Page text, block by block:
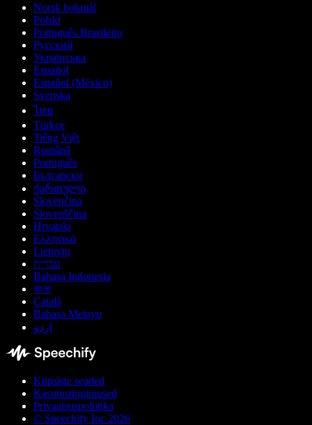
Norsk bokmål
Polski
Português Brasileiro
Русский
Українська
Español
Español (México)
Svenska
ไทย
Türkçe
Tiếng Việt
Română
Português
Български
ქართული
Slovenčina
Slovenščina
Hrvatski
Ελληνικά
Lietuvių
עברית
Bahasa Indonesia
বাংলা
Català
Bahasa Melayu
اردو
Küpsiste seaded
Kasutustingimused
Privaatsuspoliitika
© Speechify Inc 2026